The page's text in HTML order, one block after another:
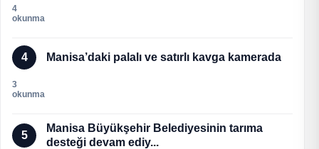
4
okunma
4 Manisa’daki palalı ve satırlı kavga kamerada
3
okunma
5
Manisa Büyükşehir Belediyesinin tarıma
desteği devam ediy...